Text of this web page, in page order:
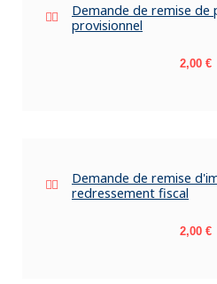
Demande de remise de
provisionnel
Prix
2,00 €
Demande de remise
redressement fiscal
Prix
2,00 €